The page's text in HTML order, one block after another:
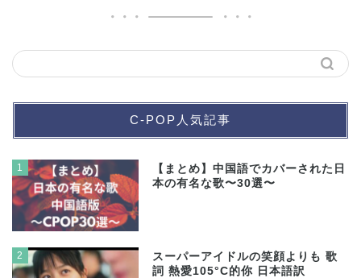
C-POP人気記事
1
【まとめ】中国語でカバーされた日
本の有名な歌〜30選〜
2
スーパーアイドルの笑顔よりも 歌
詞 熱愛105°C的你 日本語訳